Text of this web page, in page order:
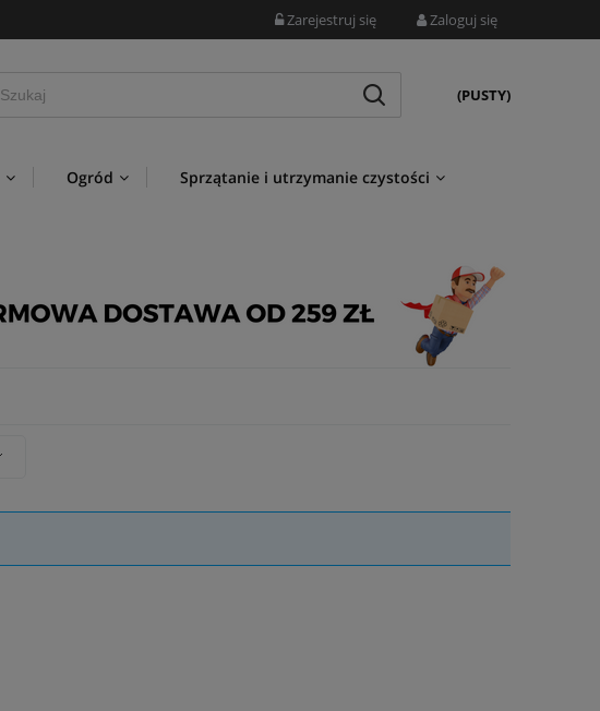
Zarejestruj się Zaloguj się
(PUSTY)
Ogród Sprzątanie i utrzymanie czystości